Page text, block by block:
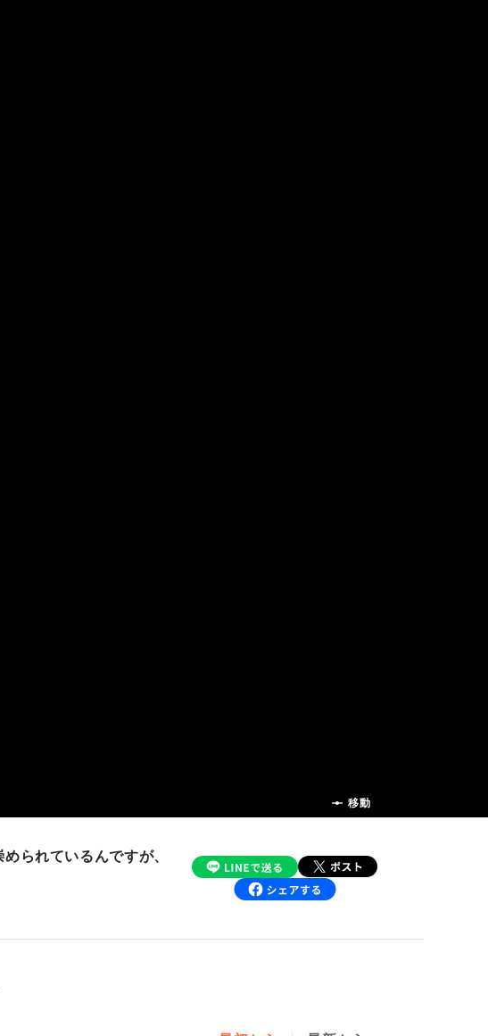
前の話移動
られているんですが、